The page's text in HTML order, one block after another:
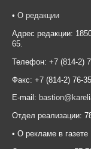
• О редакции
Адрес редакции:
65.
Телефон: +7 (814-2)
Факс: +7 (814-2) 76-
E-mail:
Отдел реализации:
• О рекламе в газете